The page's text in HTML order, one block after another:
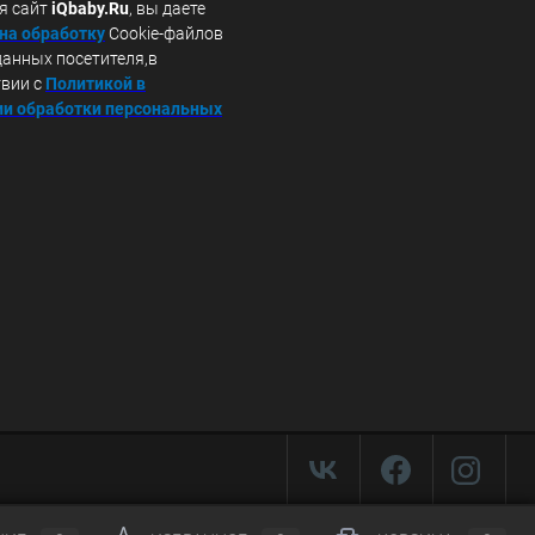
сайтiQbaby.Ru, вы даете
обработку Cookie-файлов
посетителя,в
с Политикой в
обработки персональных